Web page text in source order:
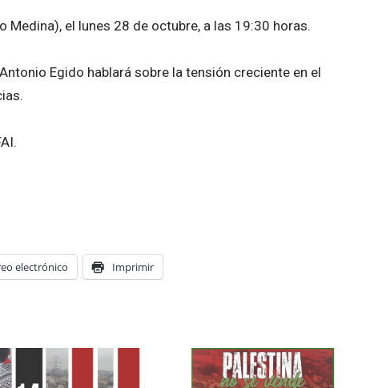
el lunes 28 de octubre, a las 19:30 horas.
Egido hablará sobre la tensión creciente en el
electrónico Imprimir